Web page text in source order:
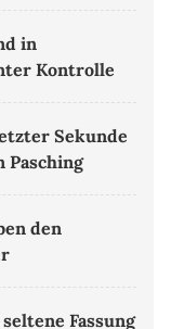
in
Kontrolle
Sekunde
Pasching
den
Fassung